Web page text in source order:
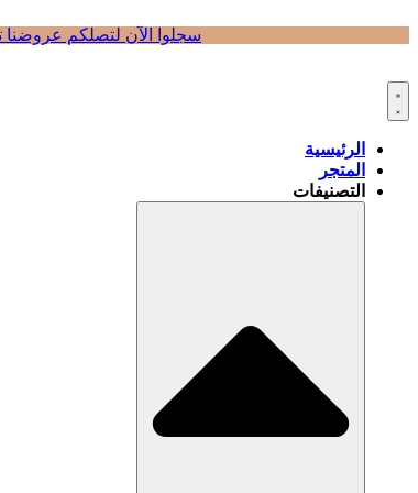
سجلوا الآن لتصلكم عروضنا
الرئيسية
المتجر
التصنيفات